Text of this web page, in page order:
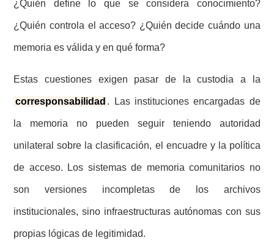
¿Quién define lo que se considera conocimiento?
¿Quién controla el acceso? ¿Quién decide cuándo una
memoria es válida y en qué forma?
Estas cuestiones exigen pasar de la custodia a la
corresponsabilidad . Las instituciones encargadas de
la memoria no pueden seguir teniendo autoridad
unilateral sobre la clasificación, el encuadre y la política
de acceso. Los sistemas de memoria comunitarios no
son versiones incompletas de los archivos
institucionales, sino infraestructuras autónomas con sus
propias lógicas de legitimidad.